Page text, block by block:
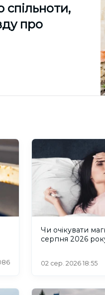
спільноти,
про
Чи очікувати
серпня 2026
02 сер. 2026 18:55